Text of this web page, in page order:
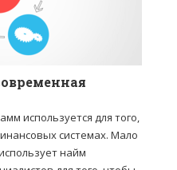
используется для того,
системах. Мало
найм